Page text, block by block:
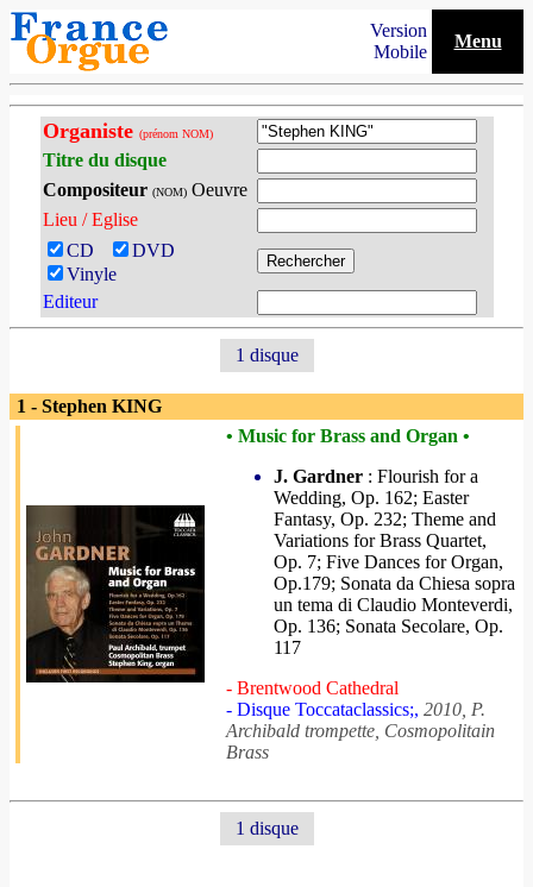
Version
Mobile
Menu
Organiste (prénom NOM)
Titre du disque
Compositeur (NOM)Oeuvre
Lieu / Eglise
CD
DVD
Vinyle
Editeur
1 disque
1 - Stephen KING
• Music for Brass and Organ •
J. Gardner : Flourish for a
Wedding, Op. 162; Easter
Fantasy, Op. 232; Theme and
Variations for Brass Quartet,
Op. 7; Five Dances for Organ,
Op.179; Sonata da Chiesa sopra
un tema di Claudio Monteverdi,
Op. 136; Sonata Secolare, Op.
117
- Brentwood Cathedral
- Disque Toccataclassics;, 2010, P.
Archibald trompette, Cosmopolitain
Brass
1 disque